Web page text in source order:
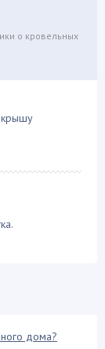
о кровельных
крышу
дома?